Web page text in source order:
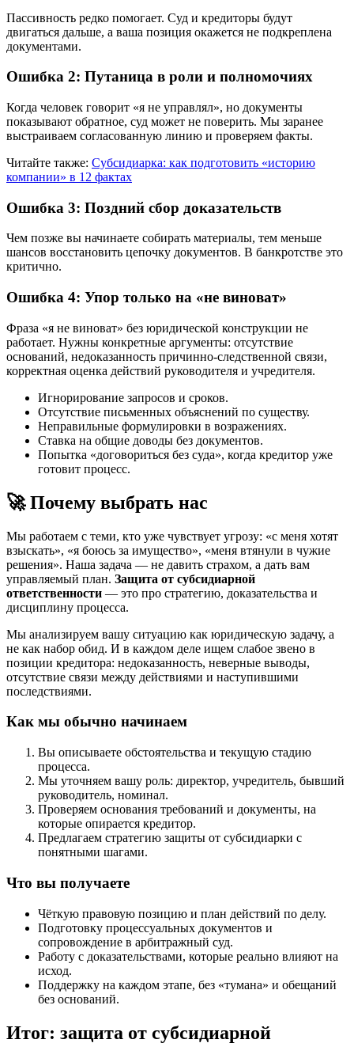
Пассивность редко помогает. Суд и кредиторы будут
двигаться дальше, а ваша позиция окажется не подкреплена
документами.
Ошибка 2: Путаница в роли и полномочиях
Когда человек говорит «я не управлял», но документы
показывают обратное, суд может не поверить. Мы заранее
выстраиваем согласованную линию и проверяем факты.
Читайте также: Субсидиарка: как подготовить «историю
компании» в 12 фактах
Ошибка 3: Поздний сбор доказательств
Чем позже вы начинаете собирать материалы, тем меньше
шансов восстановить цепочку документов. В банкротстве это
критично.
Ошибка 4: Упор только на «не виноват»
Фраза «я не виноват» без юридической конструкции не
работает. Нужны конкретные аргументы: отсутствие
оснований, недоказанность причинно-следственной связи,
корректная оценка действий руководителя и учредителя.
Игнорирование запросов и сроков.
Отсутствие письменных объяснений по существу.
Неправильные формулировки в возражениях.
Ставка на общие доводы без документов.
Попытка «договориться без суда», когда кредитор уже
готовит процесс.
🚀 Почему выбрать нас
Мы работаем с теми, кто уже чувствует угрозу: «с меня хотят
взыскать», «я боюсь за имущество», «меня втянули в чужие
решения». Наша задача — не давить страхом, а дать вам
управляемый план. Защита от субсидиарной
ответственности — это про стратегию, доказательства и
дисциплину процесса.
Мы анализируем вашу ситуацию как юридическую задачу, а
не как набор обид. И в каждом деле ищем слабое звено в
позиции кредитора: недоказанность, неверные выводы,
отсутствие связи между действиями и наступившими
последствиями.
Как мы обычно начинаем
Вы описываете обстоятельства и текущую стадию
процесса.
Мы уточняем вашу роль: директор, учредитель, бывший
руководитель, номинал.
Проверяем основания требований и документы, на
которые опирается кредитор.
Предлагаем стратегию защиты от субсидиарки с
понятными шагами.
Что вы получаете
Чёткую правовую позицию и план действий по делу.
Подготовку процессуальных документов и
сопровождение в арбитражный суд.
Работу с доказательствами, которые реально влияют на
исход.
Поддержку на каждом этапе, без «тумана» и обещаний
без оснований.
Итог: защита от субсидиарной